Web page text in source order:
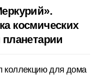
космических
коллекцию для дома